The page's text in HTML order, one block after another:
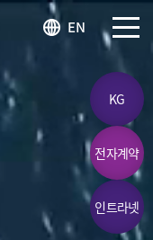
EN
KG
전자계약
인트라넷